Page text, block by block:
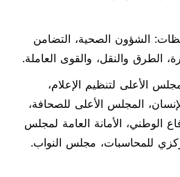
الشؤون الصحية، التضامن
الطرق والنقل، والقوى العاملة.
الأعلى لتنظيم الإعلام،
المجلس الأعلى للصحافة،
الوطني، الأمانة العامة لمجلس
للمحاسبات، مجلس النواب.